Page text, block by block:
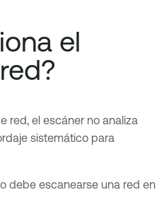
el
red, el escáner no analiza
sistemático para
debe escanearse una red en